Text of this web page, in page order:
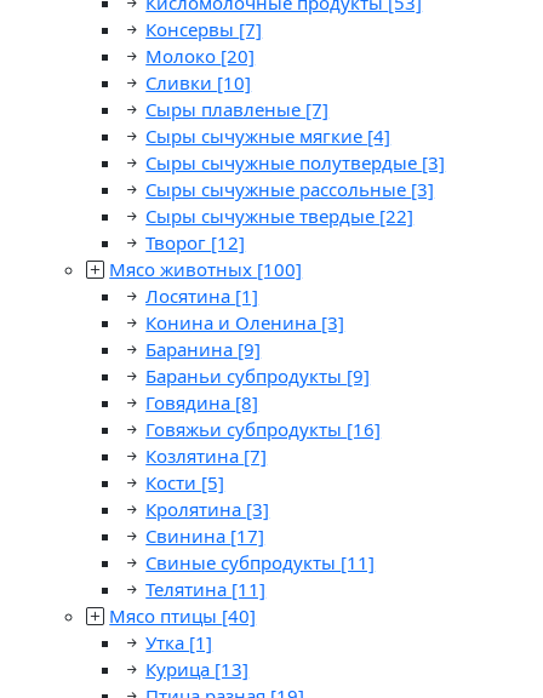
Консервы [7]
Молоко [20]
Сливки [10]
Сыры плавленые [7]
Сыры сычужные мягкие [4]
Сыры сычужные полутвердые [3]
Сыры сычужные рассольные [3]
Сыры сычужные твердые [22]
Творог [12]
Мясо животных [100]
Лосятина [1]
Конина и Оленина [3]
Баранина [9]
Бараньи субпродукты [9]
Говядина [8]
Говяжьи субпродукты [16]
Козлятина [7]
Кости [5]
Кролятина [3]
Свинина [17]
Свиные субпродукты [11]
Телятина [11]
Мясо птицы [40]
Утка [1]
Курица [13]